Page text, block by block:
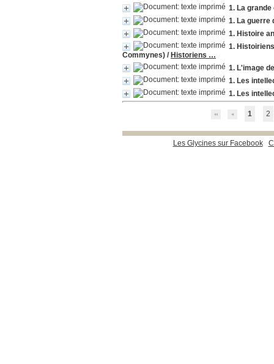
1. La
1. La guerre
1. Histoire
1.
Commynes) / Historiens …
1. L'image
1. Les
1. Les
1 2
Les Glycines sur Facebook